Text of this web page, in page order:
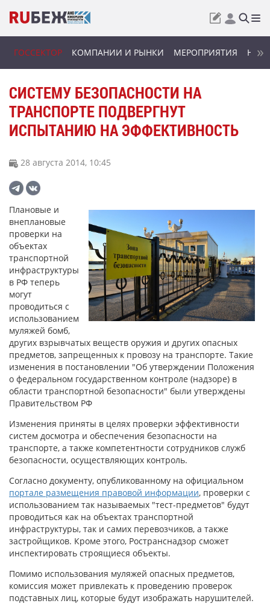
ГОССЕКТОР КОМПАНИИ И РЫНКИ МЕРОПРИЯТИЯ
СИСТЕМУ БЕЗОПАСНОСТИ НА
ТРАНСПОРТЕ ПОДВЕРГНУТ
ИСПЫТАНИЮ НА ЭФФЕКТИВНОСТЬ
28 августа 2014, 10:45
Плановые и
внеплановые
проверки на
объектах
транспортной
инфраструктуры
в РФ теперь
могут
проводиться с
использованием
муляжей бомб,
других взрывчатых веществ оружия и других опасных
предметов, запрещенных к провозу на транспорте. Такие
изменения в постановлении "Об утверждении Положения
о федеральном государственном контроле (надзоре) в
области транспортной безопасности" были утверждены
Правительством РФ
Изменения приняты в целях проверки эффективности
систем досмотра и обеспечения безопасности на
транспорте, а также компетентности сотрудников служб
безопасности, осуществляющих контроль.
Согласно документу, опубликованному на официальном
портале размещения правовой информации, проверки с
использованием так называемых "тест-предметов" будут
проводиться как на объектах транспортной
инфраструктуры, так и самих перевозчиков, а также
застройщиков. Кроме этого, Ространснадзор сможет
инспектировать строящиеся объекты.
Помимо использования муляжей опасных предметов,
комиссия может привлекать к проведению проверок
подставных лиц, которые будут изображать нарушителей.